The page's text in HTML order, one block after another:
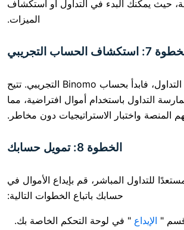
في التداول أو استكشاف
إذا كنت جديدًا في التداول، فابدأ بحساب Binomo التجريبي. تتيح
أموال افتراضية، مما
دون مخاطر.
قم بإيداع الأموال في
باتباع الخطوات التالية:
التحكم الخاصة بك.